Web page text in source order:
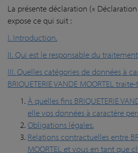
La présente déclaration («
expose ce qui suit :
I. Introduction.
II. Qui est le responsable du
III. Quelles catégories de données à
BRIQUETERIE VANDE MOORTEL
À quelles fins BRIQUETERIE
elle vos données à caractère
Obligations légales.
Relations contractuelles entre
MOORTEL et vous en tant que